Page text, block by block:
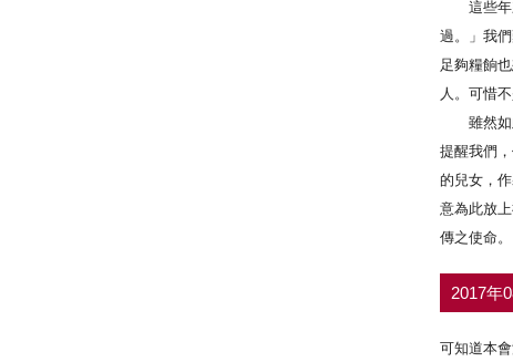
這些年來
過。」我
足夠糧餉
人。可惜
雖然如此
提醒我們
的兒女，
意為此放
傳之使命。
2017年
可知道本